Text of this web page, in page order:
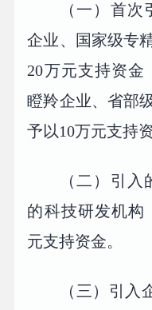
（一）首
企业、国家级专
20万元支持资金
瞪羚企业、省部
予以10万元支持资
（二）引
的科技研发机构
元支持资金。
（三）引入